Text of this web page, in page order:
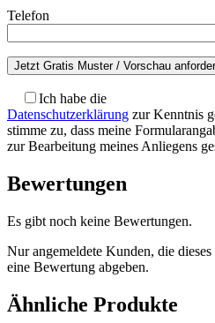
Telefon
Ich habe die
Datenschutzerklärung zur Kenntnis
stimme zu, dass meine
zur Bearbeitung meines Anliegens
Bewertungen
Es gibt noch keine Bewertungen.
Nur angemeldete Kunden, die
eine Bewertung abgeben.
Ähnliche Produkte